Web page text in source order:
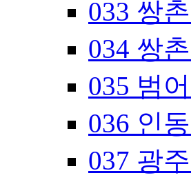
033 쌍
034 쌍
035 범
036 인
037 광